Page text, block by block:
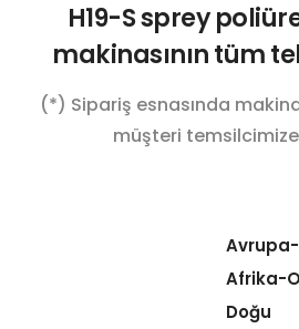
H19-S sprey
makinasının tüm
(*) Sipariş esnasında
müşteri
Afrika-
Doğu